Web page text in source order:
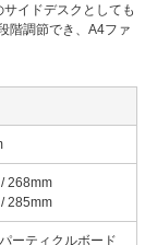
イドデスクとしても
階調節でき、A4ファ
268mm
285mm
ーティクルボード